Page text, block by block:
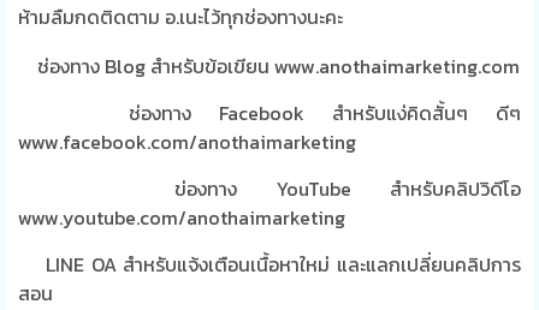
ห้ามลืมกดติดตาม อ.เนะไว้ทุกช่องทางนะคะ
ช่องทาง Blog สำหรับข้อเขียน www.anothaimarketing.com
ช่องทาง Facebook สำหรับแง่คิดสั้นๆ ดีๆ
www.facebook.com/anothaimarketing
ข่องทาง YouTube สำหรับคลิปวิดีโอ
www.youtube.com/anothaimarketing
LINE OA สำหรับแจ้งเตือนเนื้อหาใหม่ และแลกเปลี่ยนคลิปการ
สอน